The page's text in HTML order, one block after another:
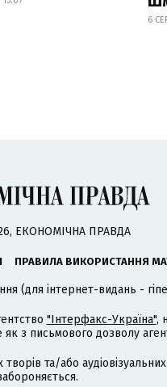
6
ЕКОНОМІЧНА ПРАВДА
ПРАВИЛА ВИКОРИСТАННЯ
(для інтернет-видань -
"Інтерфакс-Україна",
з письмового дозволу
та/або